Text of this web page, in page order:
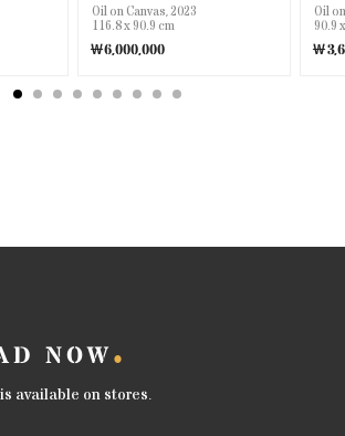
Oil on Canvas, 2023
116.8 x 90.9 cm
￦6,000,000
Oil
90.9
￦
NOW
available on stores.